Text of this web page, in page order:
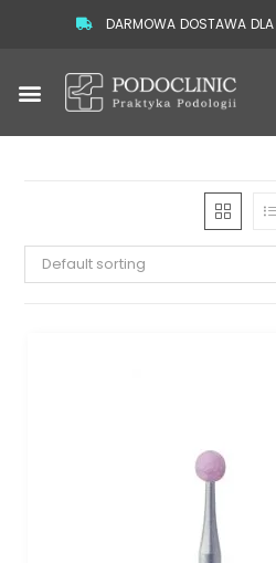
DARMOWA DOSTAWA
Default sorting